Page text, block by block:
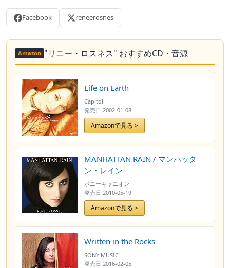
Facebook reneerosnes
Amazon "リニー・ロスネス" おすすめCD・音源
Life on Earth
Capitol
発売日 2002-01-08
Amazonで見る >
MANHATTAN RAIN / マンハッタ
ン・レイン
ポニーキャニオン
発売日 2010-05-19
Amazonで見る >
Written in the Rocks
SONY MUSIC
発売日 2016-02-05